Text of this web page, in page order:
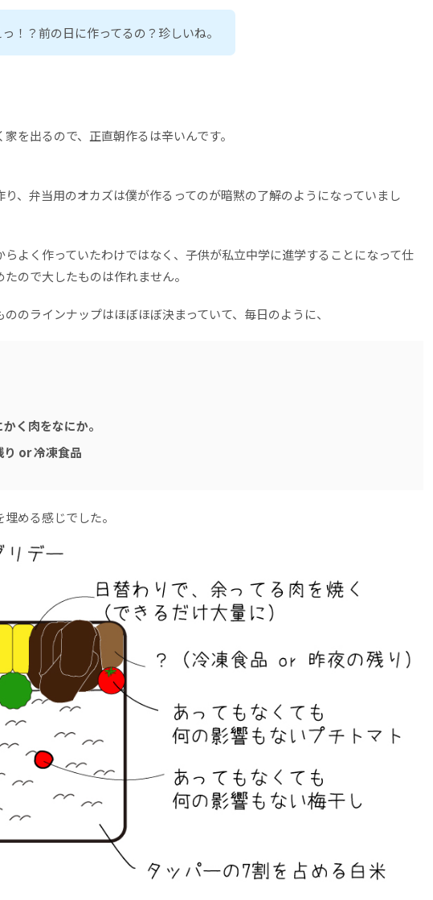
っ！？前の日に作ってるの？珍しいね。
を出るので、正直朝作るは辛いんです。
り、弁当用のオカズは僕が作るってのが暗黙の了解のようになっていまし
らよく作っていたわけではなく、子供が私立中学に進学することになって仕
ので大したものは作れません。
のラインナップはほぼほぼ決まっていて、毎日のように、
く肉をなにか。
り or 冷凍食品
める感じでした。